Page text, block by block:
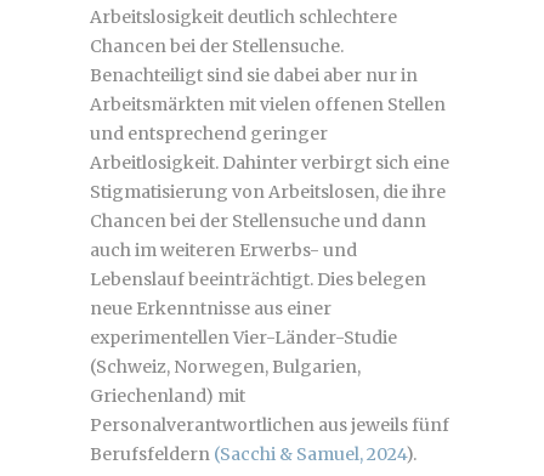
Arbeitslosigkeit deutlich schlechtere
Chancen bei der Stellensuche.
Benachteiligt sind sie dabei aber nur in
Arbeitsmärkten mit vielen offenen Stellen
und entsprechend geringer
Arbeitlosigkeit. Dahinter verbirgt sich eine
Stigmatisierung von Arbeitslosen, die ihre
Chancen bei der Stellensuche und dann
auch im weiteren Erwerbs- und
Lebenslauf beeinträchtigt. Dies belegen
neue Erkenntnisse aus einer
experimentellen Vier-Länder-Studie
(Schweiz, Norwegen, Bulgarien,
Griechenland) mit
Personalverantwortlichen aus jeweils fünf
Berufsfeldern (Sacchi & Samuel, 2024).